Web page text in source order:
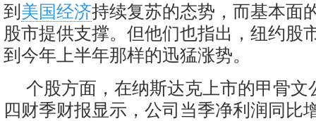
到 美国经济持续复苏的态势，而基本面
股市提供支撑。但他们也指出，纽约股
到今年上半年那样的迅猛涨势。
个股方面，在纳斯达克上市的甲骨文
四财季财报显示，公司当季净利润同比